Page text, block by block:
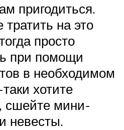
пригодиться.
на это
просто
при помощи
в необходимом
хотите
сшейте мини-
невесты.